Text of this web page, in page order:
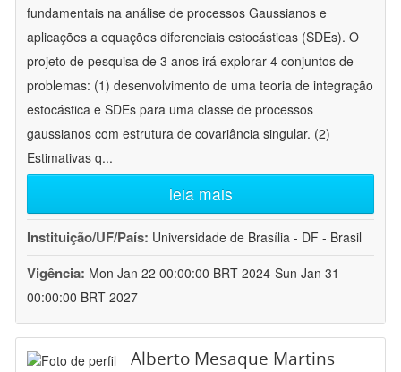
fundamentais na análise de processos Gaussianos e
aplicações a equações diferenciais estocásticas (SDEs). O
projeto de pesquisa de 3 anos irá explorar 4 conjuntos de
problemas: (1) desenvolvimento de uma teoria de integração
estocástica e SDEs para uma classe de processos
gaussianos com estrutura de covariância singular. (2)
Estimativas q...
leia mais
Instituição/UF/País: Universidade de Brasília - DF - Brasil
Vigência: Mon Jan 22 00:00:00 BRT 2024-Sun Jan 31
00:00:00 BRT 2027
Alberto Mesaque Martins